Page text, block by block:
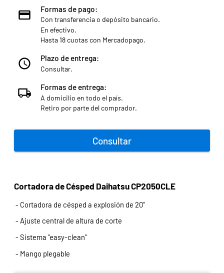
Formas de pago:
Con transferencia o depósito bancario.
En efectivo.
Hasta 18 cuotas con Mercadopago.
Plazo de entrega:
Consultar.
Formas de entrega:
A domicilio en todo el país.
Retiro por parte del comprador.
Consultar
Cortadora de Césped Daihatsu CP2050CLE
- Cortadora de césped a explosión de 20"
- Ajuste central de altura de corte
- Sistema "easy-clean"
- Mango plegable